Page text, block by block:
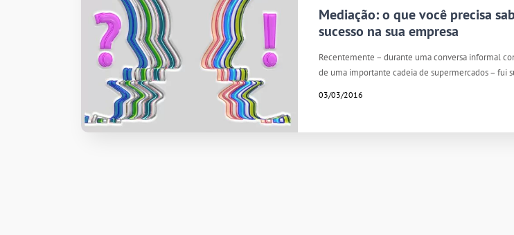
Mediação: o que você precisa
sucesso na sua empresa
Recentemente – durante uma conversa informal
de uma importante cadeia de supermercados – fui
03/03/2016